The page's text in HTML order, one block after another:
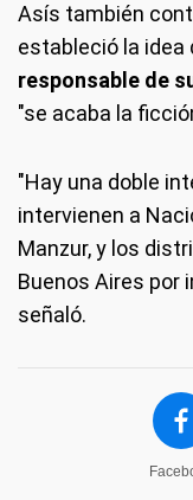
Asís también
estableció la idea
responsable de
"se acaba la
"Hay una doble
intervienen a
Manzur, y los
Buenos Aires por
señaló.